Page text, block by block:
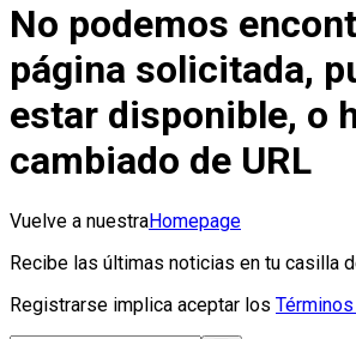
No podemos
página solicitada,
estar disponible, o
cambiado de URL
Vuelve a nuestraHomepage
Recibe las últimas noticias en tu casilla
Registrarse implica aceptar los